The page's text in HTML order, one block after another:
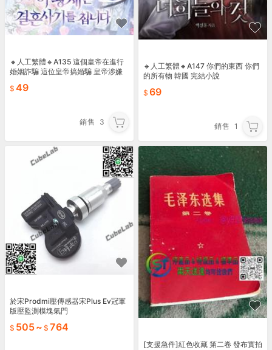
🔸人工繁體🔸A135 這個皇帝在進行
婚姻詐騙 這位皇帝搞婚騙 皇帝涉嫌
49
銷售 3
🔸人工繁體🔸A147 你們的東西 你們
的所有物 韓國 完結小說
69
銷售 1
於宋Prodmi壓傳感器宋Plus Ev冠軍
版壓監測模塊氣門
505~ 764
[支援急件]紅色收藏 第二卷 發布實拍